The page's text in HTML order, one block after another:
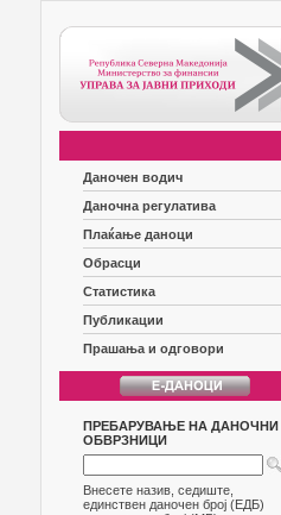
Даночен водич
Даночна регулатива
Плаќање даноци
Обрасци
Статистика
Публикации
Прашања и одговори
ПРЕБАРУВАЊЕ НА ДАНОЧНИ
ОБВРЗНИЦИ
Внесете назив, седиште,
единствен даночен број (ЕДБ)